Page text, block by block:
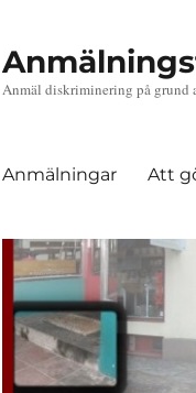
Anmäl diskriminering på grund
Anmälningar Att